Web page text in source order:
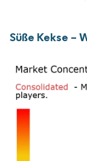
Süße Kekse –